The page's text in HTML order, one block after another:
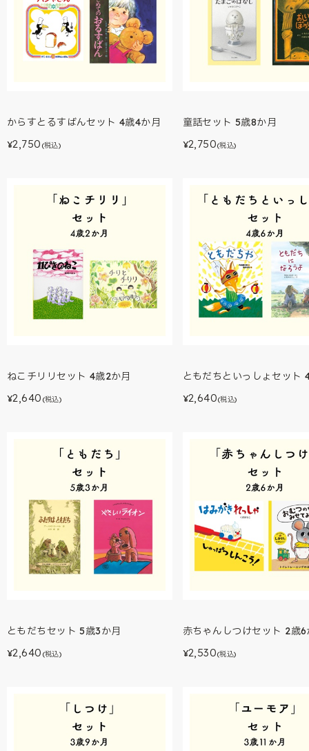
からすとるすばんセット 4歳4か月
¥2,750 (税込)
童話セット 5歳8か月
¥2,750(税込)
ねこチリリセット 4歳2か月
¥2,640 (税込)
ともだちといっしょセット
¥2,640(税込)
ともだちセット 5歳3か月
¥2,640 (税込)
赤ちゃんしつけセット 2歳6
¥2,530(税込)